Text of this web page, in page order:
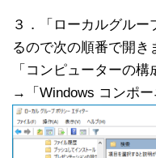
３．「ローカルグル
るので次の順番で開き
「コンピューターの
→「Windows コンポ